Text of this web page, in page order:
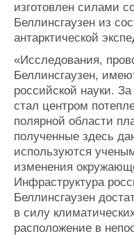
изготовлен силами
Беллинсгаузен из
антарктической
«Исследования,
Беллинсгаузен,
российской науки.
стал центром
полярной области
полученные здесь
используются
изменения
Инфраструктура
Беллинсгаузен
в силу
расположение в